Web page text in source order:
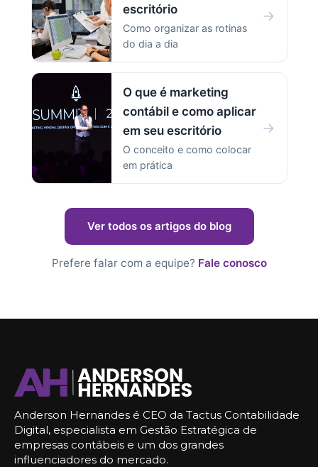
escritório
Como organizar as rotinas
do dia a dia
→
O que é marketing
contábil e como aplicar
em seu escritório
O conceito e como colocar
em prática
→
Ver todos os artigos do blog
Prefere falar com a equipe? Fale conosco
Anderson Hernandes é CEO da Tactus Contabilidade
Digital, especialista em Gestão Estratégica de
empresas contábeis e um dos grandes
influenciadores do mercado.